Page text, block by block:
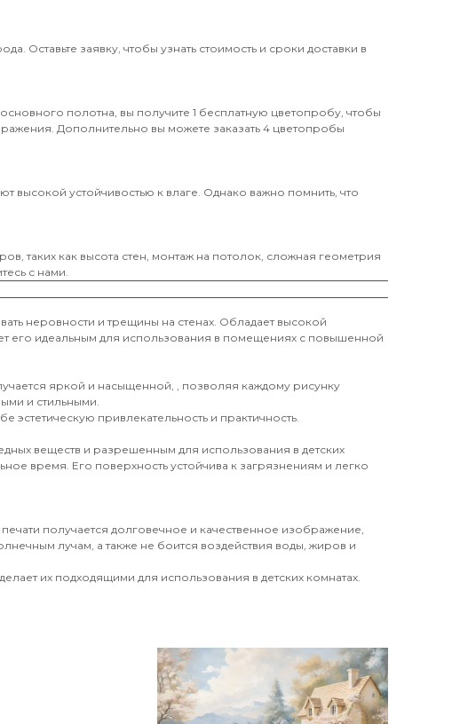
Оставьте заявку, чтобы узнать стоимость и сроки доставки в
полотна, вы получите 1 бесплатную цветопробу, чтобы
Дополнительно вы можете заказать 4 цветопробы
высокой устойчивостью к влаге. Однако важно помнить, что
таких как высота стен, монтаж на потолок, сложная геометрия
с нами.
неровности и трещины на стенах. Обладает высокой
его идеальным для использования в помещениях с повышенной
яркой и насыщенной, , позволяя каждому рисунку
и стильными.
привлекательность и практичность.
веществ и разрешенным для использования в детских
время. Его поверхность устойчива к загрязнениям и легко
получается долговечное и качественное изображение,
лучам, а также не боится воздействия воды, жиров и
их подходящими для использования в детских комнатах.